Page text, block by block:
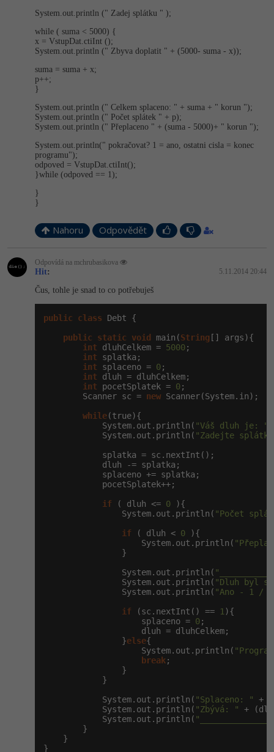
System.out.println (" Zadej splátku " );
while ( suma < 5000) {
x = VstupDat.ctiInt ();
System.out.println (" Zbyva doplatit " + (5000- suma - x));
suma = suma + x;
p++;
}
System.out.println (" Celkem splaceno: " + suma + " korun ");
System.out.println (" Počet splátek " + p);
System.out.println (" Přeplaceno " + (suma - 5000)+ " korun ");
System.out.prin­tln(" pokračovat? 1 = ano, ostatni cisla = konec
programu");
odpoved = VstupDat.ctiInt();
}while (odpoved == 1);
}
}
Nahoru Odpovědět
Odpovídá na mchrubasikova
Hit: 5.11.2014 20:44
Čus, tohle je snad to co potřebuješ
public class Debt {
public
static void main(String[] args){
int dluhCelkem = 5000;
int splatka;
int splaceno = 0;
int dluh = dluhCelkem;
int pocetSplatek = 0;
        Scanner sc =
new Scanner(System.in);
while(true){
            System.out.println(
"Váš dluh je: "
            System.out.println(
"Zadejte
            splatka = sc.nextInt();
            dluh -= splatka;
            splaceno += splatka;
            pocetSplatek++;
if ( dluh <= 0 ){
                System.out.println(
"Počet
if ( dluh < 0 ){
                    System.out.println(
                }
                System.out.println(
                System.out.println(
"Dluh byl
                System.out.println(
"Ano - 1 /
if (sc.nextInt() == 1 ){
                    splaceno =
0;
                    dluh = dluhCelkem;
                }
else{
                    System.out.println(
break;
                }
            }
            System.out.println(
"Splaceno: "
+
            System.out.println(
"Zbývá: "
+
            System.out.println(
        }
    }
}